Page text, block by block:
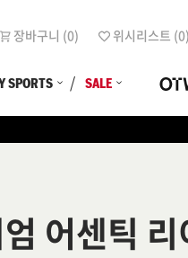
장바구니 (0) 위시리스트 (0)
SPORTS SALE
어센틱